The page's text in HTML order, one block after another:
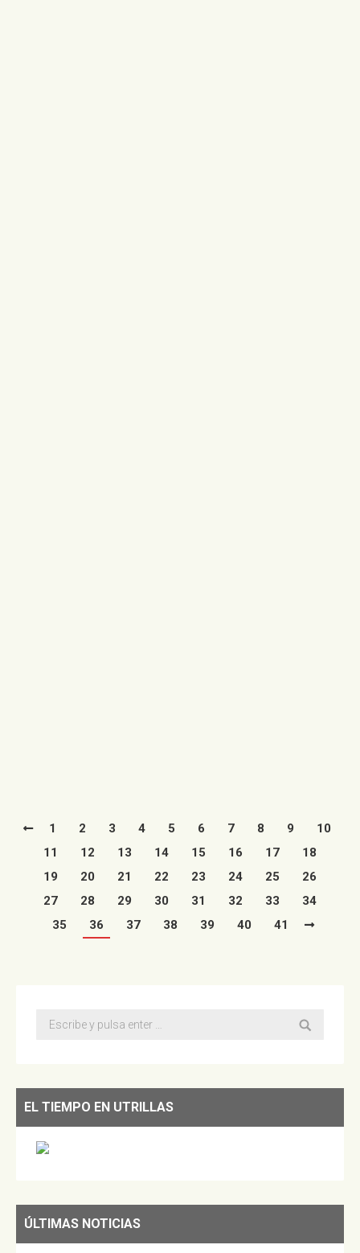
1 2 3 4 5 6 7 8 9
10
11
12 13 14 15 16 17
18
19
20 21 22 23 24 25
26
27
28 29 30 31 32 33
34
35
36 37 38 39 40 41
Buscar:
EL TIEMPO EN UTRILLAS
ÚLTIMAS NOTICIAS